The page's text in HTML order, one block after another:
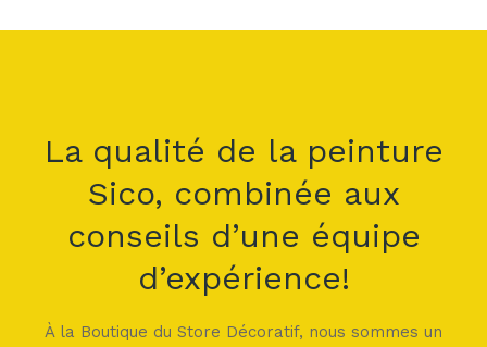
La qualité de la peinture
Sico, combinée aux
conseils d’une équipe
d’expérience!
À la Boutique du Store Décoratif, nous sommes un